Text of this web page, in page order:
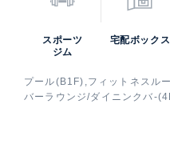
スポーツ
ジム
宅配ボックス
プール(B1F),フィットネスル
バーラウンジ/ダイニンクバ-